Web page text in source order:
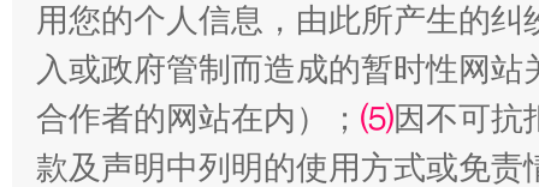
用您的个人信息，由此所产生的纠
入或政府管制而造成的暂时性网
合作者的网站在内）； ⑸因不可抗
款及声明中列明的使用方式或免责